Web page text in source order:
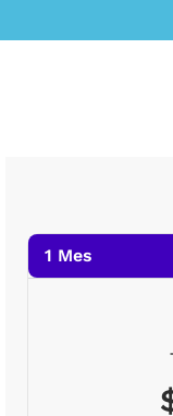
1 Mes